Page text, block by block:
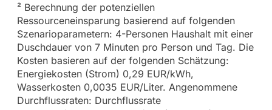
² Berechnung der potenziellen
Ressourceneinsparung basierend auf folgenden
Szenarioparametern: 4-Personen Haushalt mit einer
Duschdauer von 7 Minuten pro Person und Tag. Die
Kosten basieren auf der folgenden Schätzung:
Energiekosten (Strom) 0,29 EUR/kWh,
Wasserkosten 0,0035 EUR/Liter. Angenommene
Durchflussraten: Durchflussrate